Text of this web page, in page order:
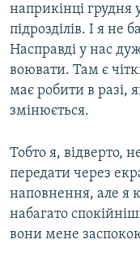
наприкінці
підрозділів. І я не
Насправді у нас
воювати. Там є
має робити в разі,
змінюється.
Тобто я, відверто,
передати через
наповнення, але я
набагато
вони мене